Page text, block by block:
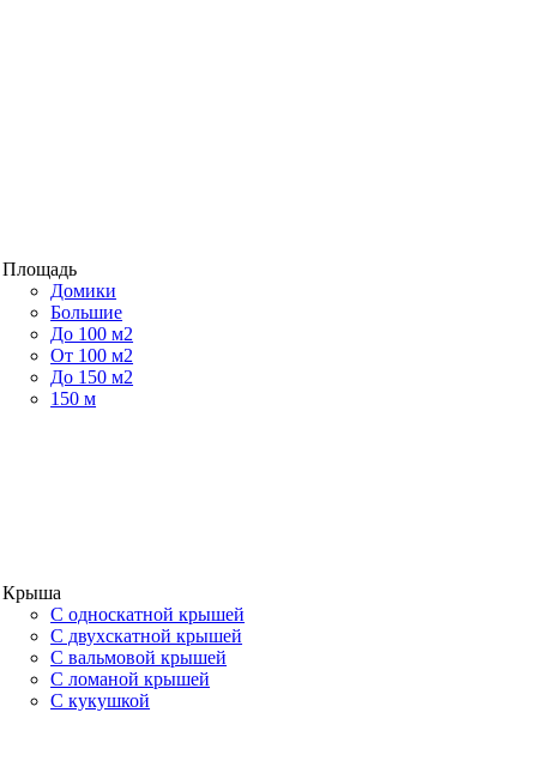
Площадь
Домики
Большие
До 100 м2
От 100 м2
До 150 м2
150 м
Крыша
С односкатной крышей
С двухскатной крышей
С вальмовой крышей
С ломаной крышей
С кукушкой